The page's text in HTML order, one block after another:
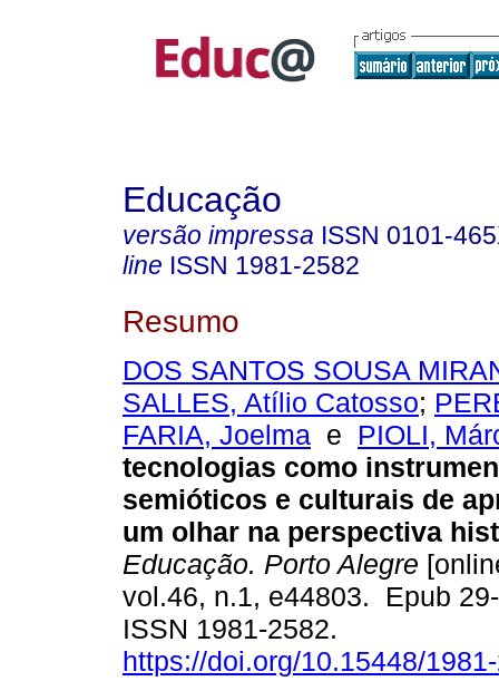
Educação
versão impressa ISSN 0101-
line ISSN 1981-2582
Resumo
DOS SANTOS SOUSA
SALLES, Atílio Catosso;
FARIA, Joelma e PIOLI,
tecnologias como
semióticos e culturais de
um olhar na perspectiva
Educação. Porto Alegre
vol.46, n.1, e44803. Epub
ISSN 1981-2582.
https://doi.org/10.15448/